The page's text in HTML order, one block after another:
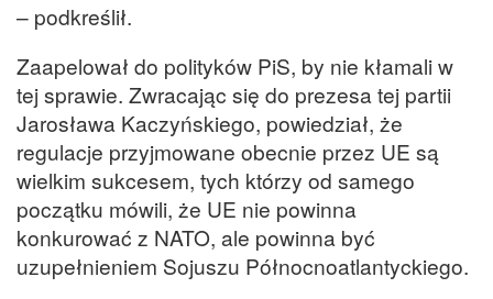
– podkreślił.
Zaapelował do polityków PiS, by nie kłamali w
tej sprawie. Zwracając się do prezesa tej partii
Jarosława Kaczyńskiego, powiedział, że
regulacje przyjmowane obecnie przez UE są
wielkim sukcesem, tych którzy od samego
początku mówili, że UE nie powinna
konkurować z NATO, ale powinna być
uzupełnieniem Sojuszu Północnoatlantyckiego.